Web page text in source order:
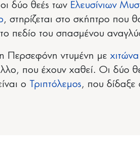
δύο θεές των Ελευσίνιων
, στηρίζεται στο σκήπτρο που
πεδίο του σπασμένου
Περσεφόνη ντυμένη με χιτώνα
που έχουν χαθεί. Οι δύο
ο Τριπτόλεμος, που δίδαξε